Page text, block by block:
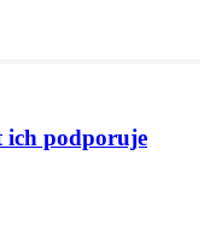
ich podporuje